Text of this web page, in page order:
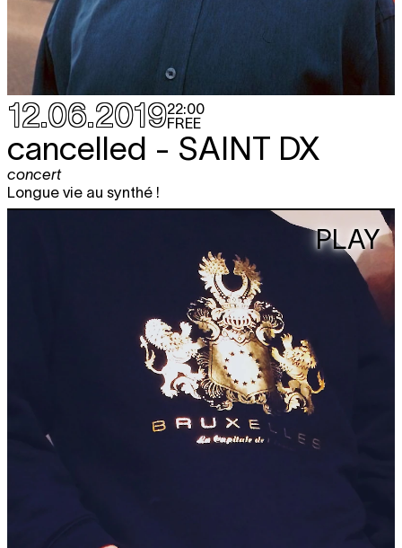
12.06.201922:00
FREE
cancelled - SAINT DX
concert
Longue vie au synthé !
PLAY